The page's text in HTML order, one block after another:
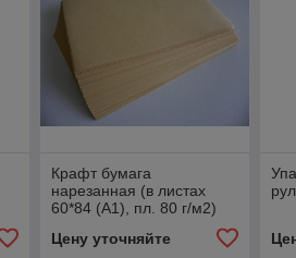
Крафт бумага
нарезанная (в листах
60*84 (А1), пл. 80 г/м2)
Цену уточняйте